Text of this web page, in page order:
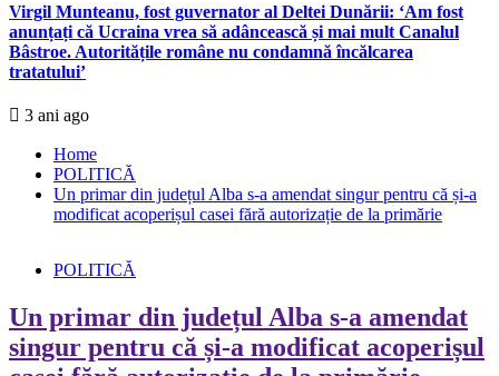
Virgil Munteanu, fost guvernator al Deltei Dunării: ‘Am fost
anunțați că Ucraina vrea să adâncească și mai mult Canalul
Bâstroe. Autoritățile române nu condamnă încălcarea
tratatului’
3 ani ago
Home
POLITICĂ
Un primar din județul Alba s-a amendat singur pentru că și-a
modificat acoperișul casei fără autorizație de la primărie
POLITICĂ
Un primar din județul Alba s-a amendat
singur pentru că și-a modificat acoperișul